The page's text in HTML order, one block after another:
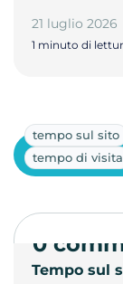
21 luglio 2026
1 minuto di
tempo sul sito
tempo di visita
Tempo sul
0